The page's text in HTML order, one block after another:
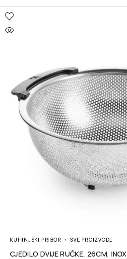
KUHINJSKI PRIBOR SVE PROIZVODE
CJEDILO DVIJE RUČKE, 26CM, INOX